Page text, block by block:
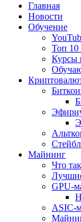
Главная
Новости
Обучение
Топ
Курсы
Майнинг
Что
GPU-
ASIC-